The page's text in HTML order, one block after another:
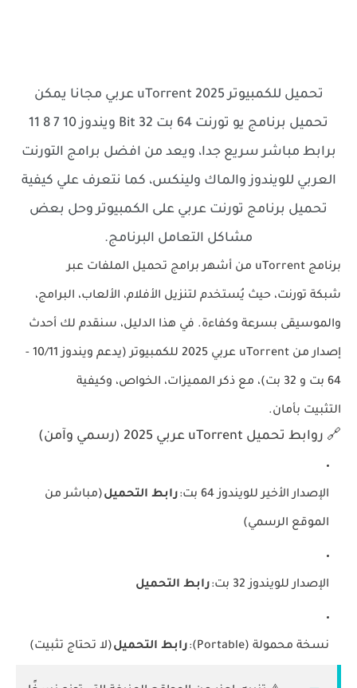
تحميل للكمبيوتر uTorrent 2025 عربي مجانا يمكن
تحميل برنامج يو تورنت 64 بت 32 Bit ويندوز 10 7 8 11
برابط مباشر سريع جدا، ويعد من افضل برامج التورنت
العربي للويندوز والماك ولينكس، كما نتعرف علي كيفية
تحميل برنامج تورنت عربي على الكمبيوتر وحل بعض
مشاكل التعامل البرنامج.
برنامج uTorrent من أشهر برامج تحميل الملفات عبر
شبكة تورنت، حيث يُستخدم لتنزيل الأفلام، الألعاب، البرامج،
والموسيقى بسرعة وكفاءة. في هذا الدليل، سنقدم لك أحدث
إصدار من uTorrent عربي 2025 للكمبيوتر (يدعم ويندوز 10/11 -
64 بت و 32 بت)، مع ذكر المميزات، الخواص، وكيفية
التثبيت بأمان.
🔗 روابط تحميل uTorrent عربي 2025 (رسمي وآمن)
الإصدار الأخير للويندوز 64 بت: رابط التحميل(مباشر من
الموقع الرسمي)
الإصدار للويندوز 32 بت: رابط التحميل
نسخة محمولة (Portable): رابط التحميل(لا تحتاج تثبيت)